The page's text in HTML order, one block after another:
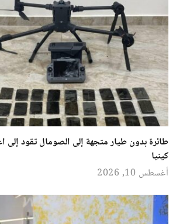
طائرة بدون طيار متجهة إلى الصومال تقود إلى
كينيا
أغسطس 10, 2026